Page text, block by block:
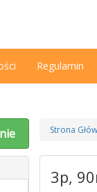
Regulamin
Strona
3p,